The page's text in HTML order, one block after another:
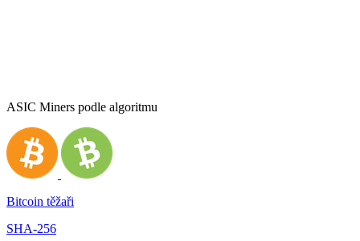
ASIC Miners podle algoritmu
Bitcoin těžaři
SHA-256